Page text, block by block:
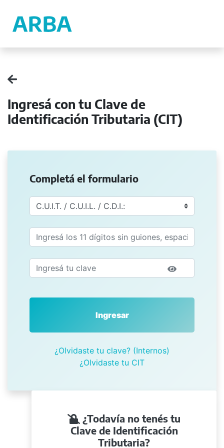
Ingresá con tu Clave de
Identificación Tributaria (CIT)
Completá el formulario
Ingresar
¿Olvidaste tu clave? (Internos)
¿Olvidaste tu CIT
¿Todavía no tenés tu
Clave de Identificación
Tributaria?